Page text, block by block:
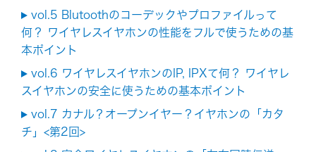
vol.5 Blutoothのコーデックやプロファイルって
何？ ワイヤレスイヤホンの性能をフルで使うための基
本ポイント
vol.6 ワイヤレスイヤホンのIP, IPXて何？ ワイヤレ
スイヤホンの安全に使うための基本ポイント
vol.7 カナル？オープンイヤー？イヤホンの「カタ
チ」<第2回>